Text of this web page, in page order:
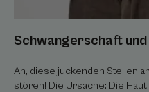
Schwangerschaft
Ah, diese juckenden Stellen
stören! Die Ursache: Die